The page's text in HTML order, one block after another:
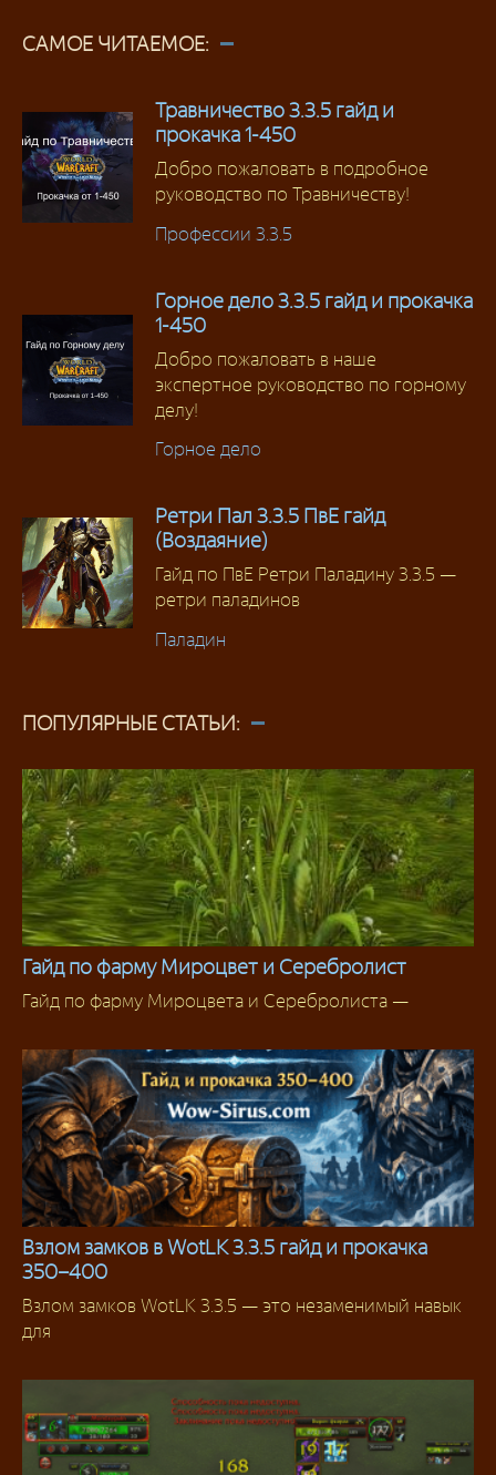
САМОЕ ЧИТАЕМОЕ:
Травничество 3.3.5 гайд и
прокачка 1-450
Добро пожаловать в подробное
руководство по Травничеству!
Профессии 3.3.5
Горное дело 3.3.5 гайд и прокачка
1-450
Добро пожаловать в наше
экспертное руководство по горному
делу!
Горное дело
Ретри Пал 3.3.5 ПвЕ гайд
(Воздаяние)
Гайд по ПвЕ Ретри Паладину 3.3.5 —
ретри паладинов
Паладин
ПОПУЛЯРНЫЕ СТАТЬИ:
Фарм
Гайд по фарму Мироцвет и Серебролист
Гайд по фарму Мироцвета и Серебролиста —
Взлом замков в WotLK 3.3.5 гайд и прокачка
350–400
Взлом замков WotLK 3.3.5 — это незаменимый навык
для